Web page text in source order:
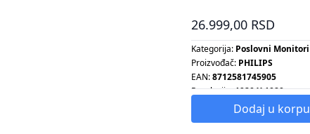
26.999,00 RSD
Kategorija: Poslovni Monitori
Proizvođač: PHILIPS
EAN:8712581745905
Rezolucija:1920 X 1080
Dodaj u korpu